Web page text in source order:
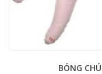
BÓNG